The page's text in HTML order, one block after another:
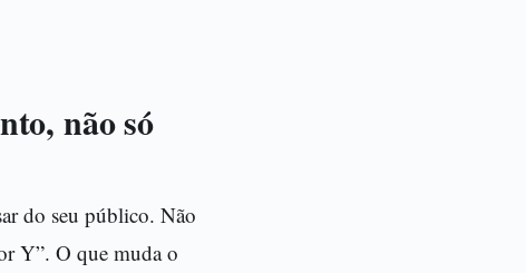
não só
do seu público. Não
Y”. O que muda o